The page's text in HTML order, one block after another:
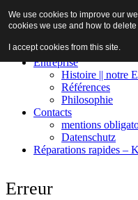
Maison
Entreprise
Histoire || notre
Références
Philosophie
Contacts
mentions
Datenschutz
Réparations rapides –
Erreur
We use cookies to improve our
cookies we use and how to
I accept cookies from this site.